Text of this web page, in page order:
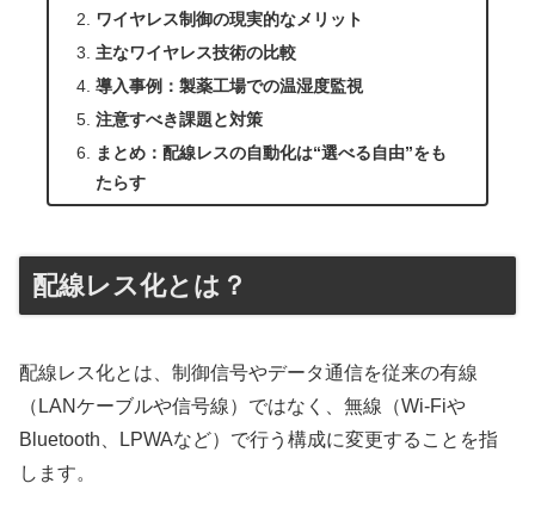
ワイヤレス制御の現実的なメリット
主なワイヤレス技術の比較
導入事例：製薬工場での温湿度監視
注意すべき課題と対策
まとめ：配線レスの自動化は“選べる自由”をも
たらす
配線レス化とは？
配線レス化とは、制御信号やデータ通信を従来の有線
（LANケーブルや信号線）ではなく、無線（Wi-Fiや
Bluetooth、LPWAなど）で行う構成に変更することを指
します。